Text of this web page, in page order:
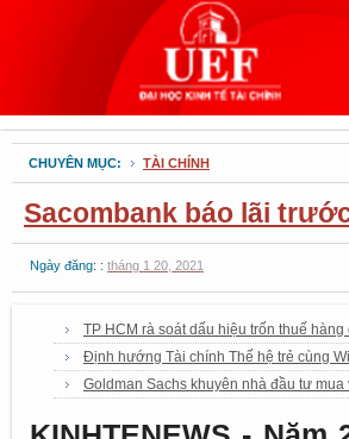
CHUYÊN MỤC: TÀI CHÍNH
Sacombank báo lãi
Ngày đăng: : tháng 1 20, 2021
TP HCM rà soát dấu hiệu trốn thuế
Định hướng Tài chính Thế hệ trẻ cùng
Goldman Sachs khuyên nhà đầu tư mua